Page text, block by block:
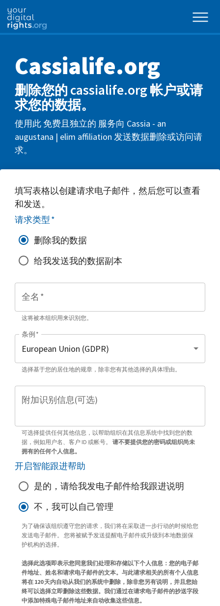
Cassialife.org
删除您的 cassialife.org 帐户或请
求您的数据。
使用此 免费且独立的 服务向 Cassia - an
augustana | elim affiliation 发送数据删除或访问请
求。
填写表格以创建请求电子邮件，然后您可以查看
和发送。
请求类型 *
删除我的数据
给我发送我的数据副本
全名 *
这将被本组织用来识别您。
条例 *
选择基于您的居住地的规章，除非您有其他选择的具体理由。
附加识别信息(可选)
可选择提供任何其他信息，以帮助组织在其信息系统中找到您的数
据，例如用户名、客户 ID 或帐号。 请不要提供您的密码或组织尚未
拥有的任何个人信息。
开启智能跟进帮助
是的，请给我发电子邮件给我跟进说明
不，我可以自己管理
为了确保该组织遵守您的请求，我们将在采取进一步行动的时候给您
发送电子邮件。 您将被赋予发送提醒电子邮件或升级到本地数据保
护机构的选择。
选择此选项即表示您同意我们处理和存储以下个人信息：您的电子邮
件地址、姓名和请求电子邮件的文本。与此请求相关的所有个人信息
将在 120 天内自动从我们的系统中删除，除非您另有说明，并且您始
终可以选择立即删除这些数据。我们通过在请求电子邮件的抄送字段
中添加特殊电子邮件地址来自动收集这些信息。